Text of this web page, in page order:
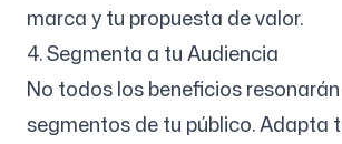
marca y tu propuesta de valor.
4. Segmenta a tu Audiencia
No todos los beneficios
segmentos de tu público. Adapta